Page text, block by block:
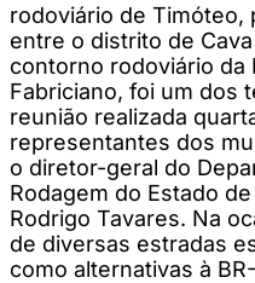
rodoviário de Timóteo,
entre o distrito de
contorno rodoviário da
Fabriciano, foi um dos
reunião realizada
representantes dos
o diretor-geral do
Rodagem do Estado
Rodrigo Tavares. Na
de diversas estradas
como alternativas à